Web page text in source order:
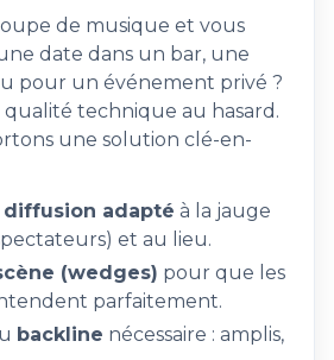
de musique et vous
date dans un bar, une
pour un événement privé ?
qualité technique au hasard.
une solution clé-en-
adapté à la jauge
et au lieu.
(wedges) pour que les
parfaitement.
backline nécessaire : amplis,